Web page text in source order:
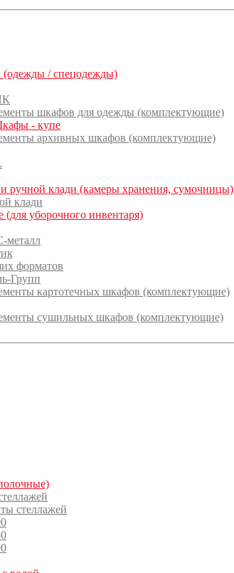
(одежды / спецодежды)
шкафов для одежды (комплектующие)
- купе
архивных шкафов (комплектующие)
ручной клади (камеры хранения, сумочницы)
клади
уборочного инвентаря)
металл
форматов
Групп
картотечных шкафов (комплектующие)
сушильных шкафов (комплектующие)
стеллажей